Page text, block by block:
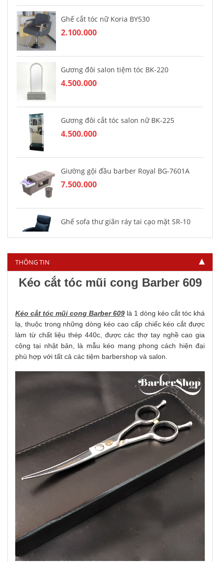
Ghế cắt tóc nữ Koria BY530
2.100.000
Gương đôi salon tiệm tóc BK-220
4.500.000
Gương đôi cắt tóc salon nữ BK-225
4.500.000
Giường gội đầu barber Royal BG-7601A
7.500.000
Ghế sofa thư giãn ráy tai cạo mặt SR-10
2.950.000
THÔNG TIN
Kéo cắt tóc mũi cong Barber 609
Kéo cắt tóc mũi cong Barber 609 là 1 dòng kéo cắt tóc khá
lạ, thuộc trong những dòng kéo cao cấp chiếc kéo cắt được
làm từ chất liệu thép 440c, được các thợ tay nghề cao gia
cộng tại nhật bản, là mẫu kéo mang phong cách hiện đại
phù hợp với tất cả các tiệm barbershop và salon.